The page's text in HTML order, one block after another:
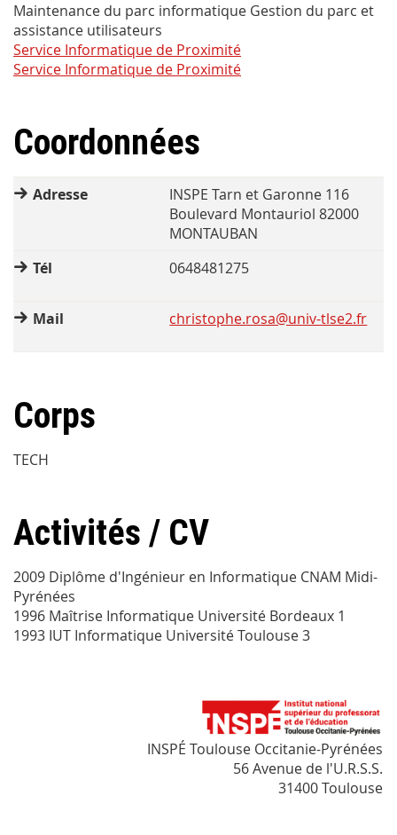
Maintenance du parc informatique Gestion du parc et
assistance utilisateurs
Service Informatique de Proximité
Service Informatique de Proximité
Coordonnées
Adresse
INSPE Tarn et Garonne 116
Boulevard Montauriol 82000
MONTAUBAN
Tél
0648481275
Mail christophe.rosa@univ-tlse2.fr
Corps
TECH
Activités / CV
2009 Diplôme d'Ingénieur en Informatique CNAM Midi-
Pyrénées
1996 Maîtrise Informatique Université Bordeaux 1
1993 IUT Informatique Université Toulouse 3
INSPÉ Toulouse Occitanie-Pyrénées
56 Avenue de l'U.R.S.S.
31400 Toulouse